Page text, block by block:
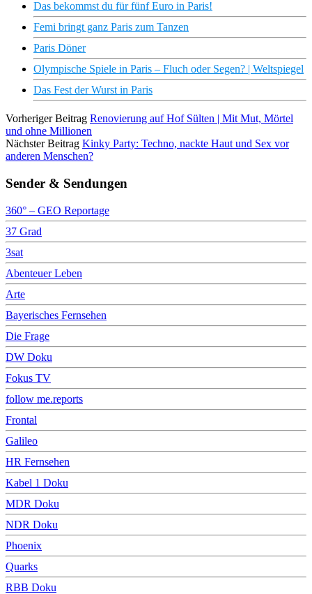
Das bekommst du für fünf Euro in Paris!
Femi bringt ganz Paris zum Tanzen
Paris Döner
Olympische Spiele in Paris – Fluch oder Segen? | Weltspiegel
Das Fest der Wurst in Paris
Vorheriger Beitrag Renovierung auf Hof Sülten | Mit Mut, Mörtel
und ohne Millionen
Nächster Beitrag Kinky Party: Techno, nackte Haut und Sex vor
anderen Menschen?
Sender & Sendungen
360° – GEO Reportage
37 Grad
3sat
Abenteuer Leben
Arte
Bayerisches Fernsehen
Die Frage
DW Doku
Fokus TV
follow me.reports
Frontal
Galileo
HR Fernsehen
Kabel 1 Doku
MDR Doku
NDR Doku
Phoenix
Quarks
RBB Doku